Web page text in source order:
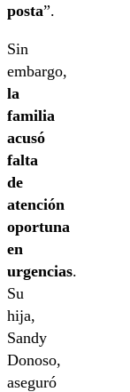
posta”.
Sin
embargo,
la
familia
acusó
falta
de
atención
oportuna
en
urgencias.
Su
hija,
Sandy
Donoso,
aseguró